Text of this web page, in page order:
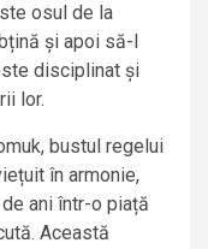
osul de la
și apoi să-l
disciplinat și
lor.
bustul regelui
în armonie,
ani într-o piață
Această